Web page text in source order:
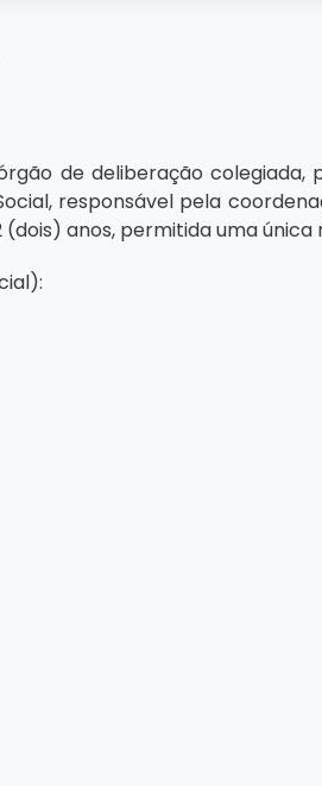
de deliberação
responsável pela
anos, permitida uma